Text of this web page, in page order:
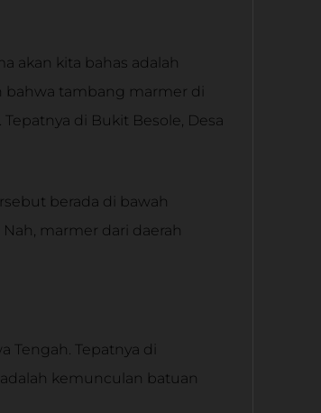
akan kita bahas adalah
bahwa tambang marmer di
di Bukit Besole, Desa
berada di bawah
marmer dari daerah
Tengah. Tepatnya di
kemunculan batuan